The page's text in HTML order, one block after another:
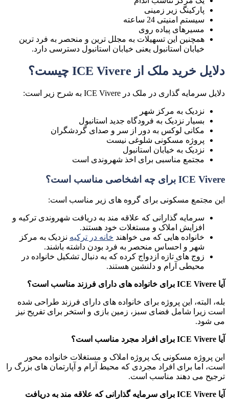
پارکینگ زیر زمینی
سیستم امنیتی 24 ساعته
مسیرهای پیاده روی
همچنین این تسهیلات به مجلل ترین و منحصر به فرد ترین
خیابان استانبول یعنی خیابان استانبول دسترسی دارد.
دلایل خرید ملک از چیست؟
دلایل سرمایه گذاری در ملک در به شرح زیر است:
نزدیک به مرکز شهر
بسیار نزدیک به فرودگاه جدید استانبول
مکانی لوکس به دور از سر و صدای گردشگران
پروژه مسکونی شلوغی نیست
نزدیک به خیابان استانبول
مجتمع مناسبی برای اخذ شهروندی است
ICE Vivere برای چه اشخاصی مناسب است؟
این مجتمع مسکونی برای گروه های زیر مناسب است:
سرمایه گذارانی که علاقه مند به دریافت شهروندی ترکیه و
افزایش املاک و مستغلات خود هستند.
خانواده هایی که می خواهند خانه در ترکیه نزدیک به مرکز
شهر و احساس منحصر به فرد بودن داشته باشند.
زوج های تازه ازدواج کرده که به دنبال تشکیل خانواده در
محیطی آرام و دلنشین هستند.
آیا برای خانواده های دارای فرزند مناسب است؟
بله، البته، این پروژه برای خانواده های دارای فرزند طراحی شده
است زیرا شامل فضای سبز، زمین بازی و استخر برای تفریح نیز
می شود.
آیا برای افراد مجرد مناسب است؟
این پروژه مسکونی یک پروژه املاک و مستغلات خانواده محور
است، اما برای افراد مجردی که محیط آرام و آپارتمان های بزرگ را
ترجیح می دهند مناسب است.
آیا
برای سرمایه گذارانی که علاقه مند به دریافت